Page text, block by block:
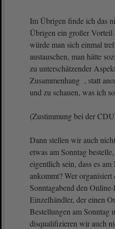
Im Übrigen finde ich das
Übrigen ein großer
würde man sich einmal
austauschen, man hätte
zu unterschätzender
Zusammenhang , statt
und zu schauen, was ich
(Zustimmung bei der
Dann stellen wir auch
etwas am Sonntag
eigentlich sein, dass es
ankommt? Wer organisiert
Sonntagabend den
Einzelhändler, der einen
Bestellungen am Sonntag
disqualifizieren wir auch